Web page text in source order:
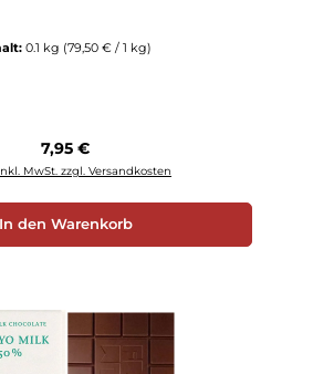
0.1 kg (79,50 € / 1 kg)
Regulärer Preis:
7,95 €
MwSt. zzgl. Versandkosten
In den Warenkorb